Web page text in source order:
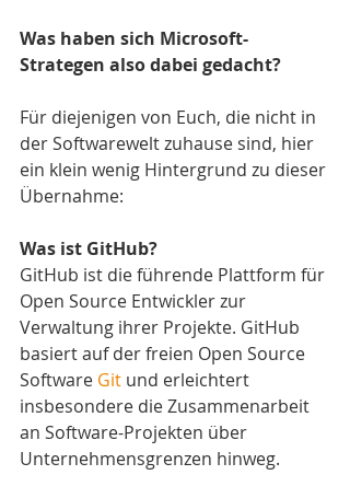
Was haben sich Microsoft-
Strategen also dabei gedacht?
Für diejenigen von Euch, die nicht in
der Softwarewelt zuhause sind, hier
ein klein wenig Hintergrund zu dieser
Übernahme:
Was ist GitHub?
GitHub ist die führende Plattform für
Open Source Entwickler zur
Verwaltung ihrer Projekte. GitHub
basiert auf der freien Open Source
Software Git und erleichtert
insbesondere die Zusammenarbeit
an Software-Projekten über
Unternehmensgrenzen hinweg.